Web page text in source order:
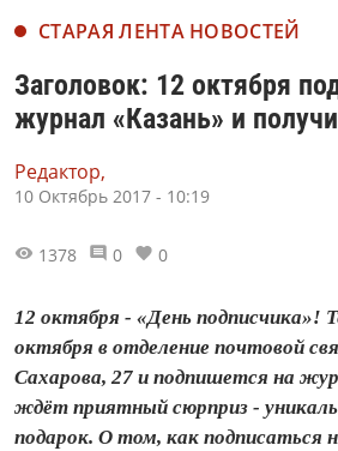
СТАРАЯ ЛЕНТА НОВОСТЕЙ
Заголовок: 12 октября
журнал «Казань» и
Редактор,
10 Октябрь 2017 - 10:19
1378 0 0
12 октября - «День подписчика»!
октября в отделение почтовой
Сахарова, 27 и подпишется на
ждёт приятный сюрприз -
подарок. О том, как подписаться